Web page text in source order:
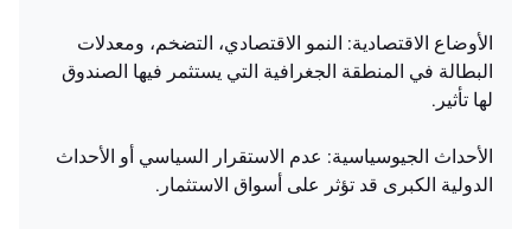
الأوضاع الاقتصادية: النمو الاقتصادي، التضخم، ومعدلات
البطالة في المنطقة الجغرافية التي يستثمر فيها الصندوق
لها تأثير.
الأحداث الجيوسياسية: عدم الاستقرار السياسي أو الأحداث
الدولية الكبرى قد تؤثر على أسواق الاستثمار.